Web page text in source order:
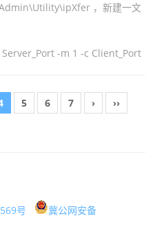
，新建一文
-m 1 -c Client_Port
5 6 7 › ››
号
冀公网安备